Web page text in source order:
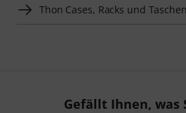
Thon Cases, Racks und
Gefällt Ihnen, was